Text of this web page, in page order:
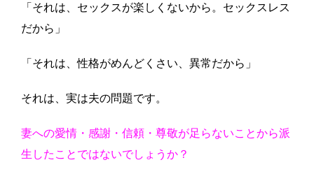
「それは、セックスが楽しくないから。セックスレス
だから」
「それは、性格がめんどくさい、異常だから」
それは、実は夫の問題です。
妻への愛情・感謝・信頼・尊敬が足らないことから派
生したことではないでしょうか？